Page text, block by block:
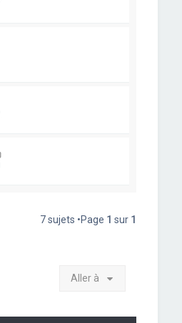
7 sujets •Page 1 sur 1
Aller à